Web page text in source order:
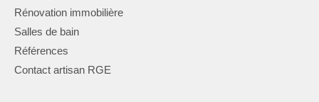
Rénovation immobilière
Salles de bain
Références
Contact artisan RGE